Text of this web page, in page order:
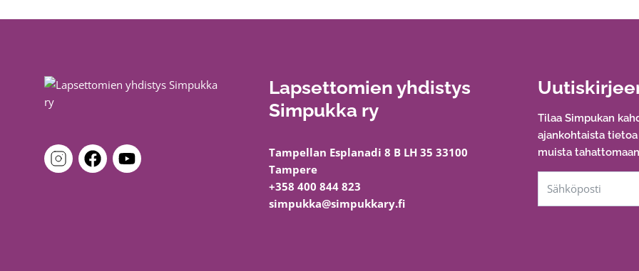
Lapsettomien yhdistys
Simpukka ry
Tampellan Esplanadi 8 B LH 35 33100
Tampere
+358 400 844 823
simpukka@simpukkary.fi
Tilaa Simpukan
ajankohtaista
muista